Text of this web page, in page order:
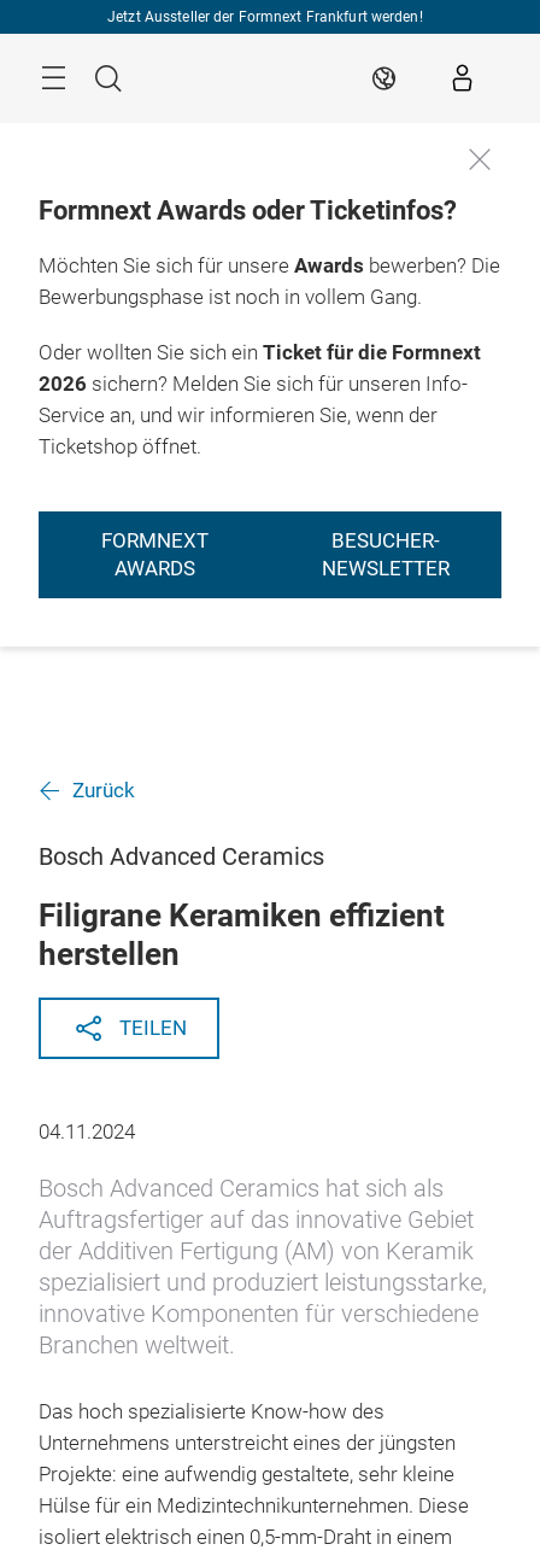
Jetzt Aussteller der Formnext Frankfurt werden!
Suche DE
Formnext Awards oder Ticketinfos?
Möchten Sie sich für unsere Awards bewerben? Die
Bewerbungsphase ist noch in vollem Gang.
Oder wollten Sie sich ein Ticket für die Formnext
2026 sichern? Melden Sie sich für unseren Info-
Service an, und wir informieren Sie, wenn der
Ticketshop öffnet.
FORMNEXT
AWARDS
BESUCHER-
NEWSLETTER
Zurück
Bosch Advanced Ceramics
Filigrane Keramiken effizient
herstellen
TEILEN
04.11.2024
Bosch Advanced Ceramics hat sich als
Auftragsfertiger auf das innovative Gebiet
der Additiven Fertigung (AM) von Keramik
spezialisiert und produziert leistungsstarke,
innovative Komponenten für verschiedene
Branchen weltweit.
Das hoch spezialisierte Know-how des
Unternehmens unterstreicht eines der jüngsten
Projekte: eine aufwendig gestaltete, sehr kleine
Hülse für ein Medizintechnikunternehmen. Diese
isoliert elektrisch einen 0,5-mm-Draht in einem